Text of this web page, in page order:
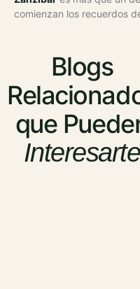
comienzan los recuerdos
Blogs
que
Interesarte